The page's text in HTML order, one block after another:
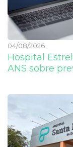
04/08/2026
Hospital
ANS sobre